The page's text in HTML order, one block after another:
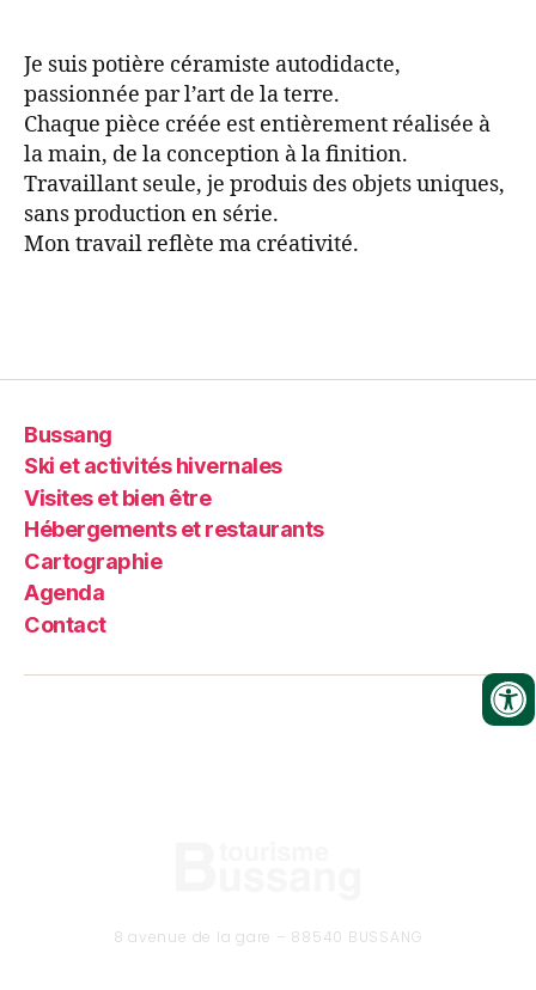
Je suis potière céramiste autodidacte,
passionnée par l’art de la terre.
Chaque pièce créée est entièrement réalisée à
la main, de la conception à la finition.
Travaillant seule, je produis des objets uniques,
sans production en série.
Mon travail reflète ma créativité.
Bussang
Ski et activités hivernales
Visites et bien être
Hébergements et restaurants
Cartographie
Agenda
Contact
8 avenue de la gare – 88540 BUSSANG